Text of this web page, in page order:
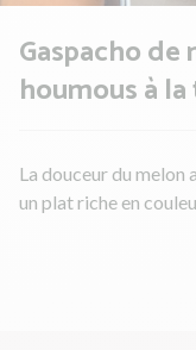
Gaspacho
houmous à
La douceur du melon
un plat riche en